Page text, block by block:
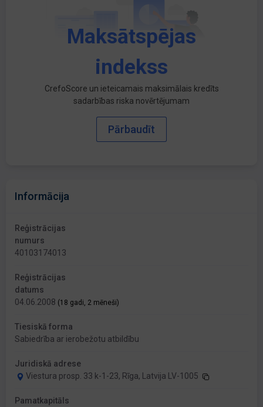
Maksātspējas
indekss
CrefoScore un ieteicamais maksimālais kredīts
sadarbības riska novērtējumam
Pārbaudīt
Informācija
Reģistrācijas
numurs
40103174013
Reģistrācijas
datums
04.06.2008 (18 gadi, 2 mēneši)
Tiesiskā forma
Sabiedrība ar ierobežotu atbildību
Juridiskā adrese
Viestura prosp. 33 k-1-23, Rīga, Latvija LV-1005
Pamatkapitāls